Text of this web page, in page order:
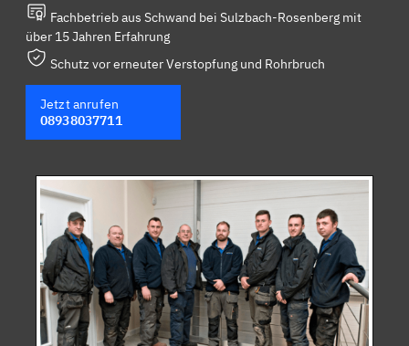
Fachbetrieb aus Schwand bei Sulzbach-Rosenberg mit
über 15 Jahren Erfahrung
Schutz vor erneuter Verstopfung und Rohrbruch
Jetzt anrufen
08938037711